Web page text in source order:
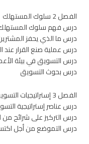
الفصل 2 سلوك المستهلك
درس فهم سلوك
درس ما الذي يحفز
درس عملية صنع القرار
درس التسويق في بيئة
درس بحوث التسويق
الفصل 3 إستراتيجيات التسويق
درس عناصر إستراتيجية
درس التركيز على شرائح
درس التموضع من أجل